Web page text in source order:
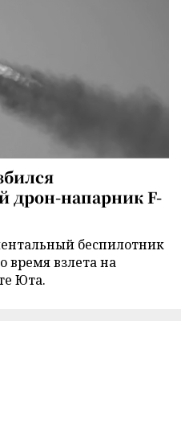
дрон-напарник F-
беспилотник
время взлета на
Юта.